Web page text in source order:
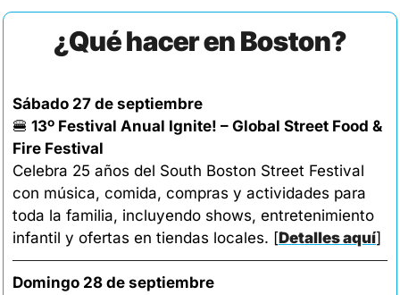
¿Qué hacer en Boston?
Sábado 27 de septiembre
🍔 13º Festival Anual Ignite! – Global Street Food &
Fire Festival
Celebra 25 años del South Boston Street Festival
con música, comida, compras y actividades para
toda la familia, incluyendo shows, entretenimiento
infantil y ofertas en tiendas locales. [Detalles aquí]
Domingo 28 de septiembre